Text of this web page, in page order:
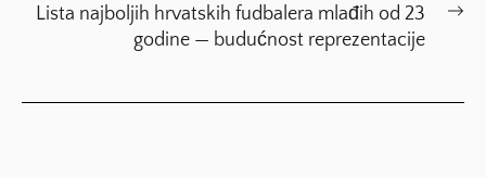
Lista najboljih hrvatskih fudbalera mlađih od 23
godine — budućnost reprezentacije